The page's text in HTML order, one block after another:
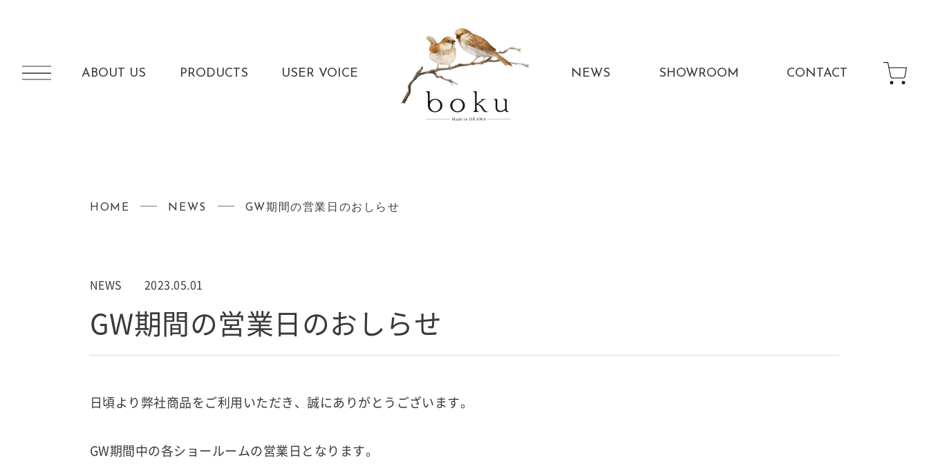
ABOUT US PRODUCTS USER VOICE NEWS SHOWROOM CONTACT
HOME NEWS GW期間の営業日のおしらせ
NEWS 2023.05.01
GW期間の営業日のおしらせ
日頃より弊社商品をご利用いただき、誠にありがとうございます。
GW期間中の各ショールームの営業日となります。